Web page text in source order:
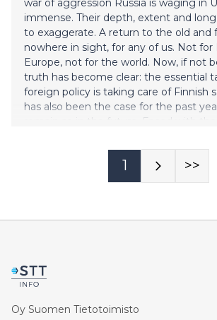
immense. Their depth, extent and
to exaggerate. A return to the old and
nowhere in sight, for any of us. Not for
Europe, not for the world. Now, if not
truth has become clear: the essential
foreign policy is taking care of Finnish
has also been the case for the past
remain so in the future. Faced with the
on a long-term basis. It is our common
“You can get used to anything, but this
1 >>
Oy Suomen Tietotoimisto